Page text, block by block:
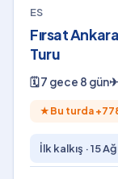
ES
Fırsat
Turu
🗓7 gece 8 gün✈
★ Bu turda +
İlk kalkış ·15